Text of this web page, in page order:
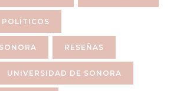
POLÍTICOS
RESEÑAS
UNIVERSIDAD DE SONORA